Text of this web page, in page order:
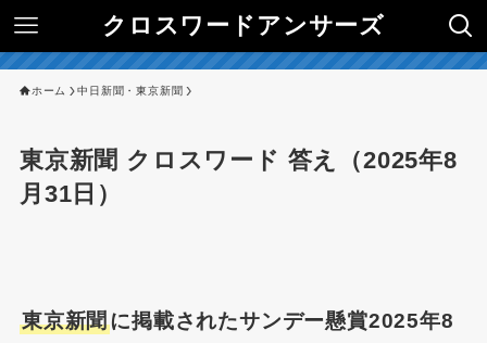
クロスワードアンサーズ
ホーム 中日新聞・東京新聞
東京新聞 クロスワード 答え（2025年8
月31日）
東京新聞に掲載されたサンデー懸賞2025年8